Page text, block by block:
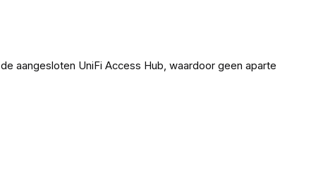
aangesloten UniFi Access Hub, waardoor geen aparte